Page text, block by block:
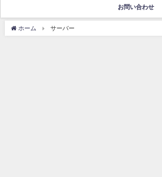
お問い合わせ
ホーム サーバー